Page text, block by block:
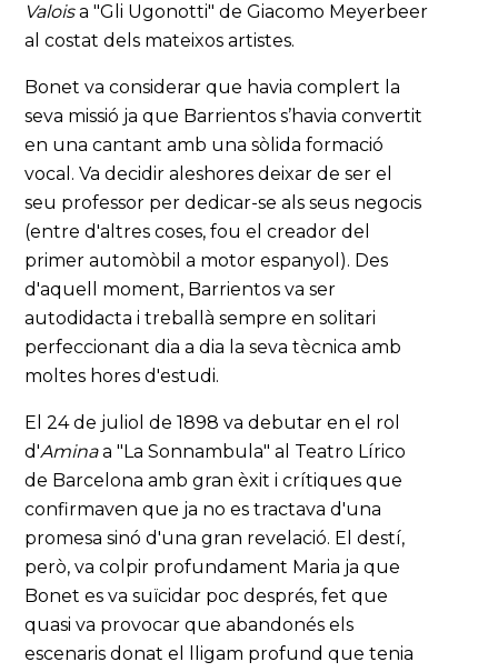
Valoisa "Gli Ugonotti" de Giacomo Meyerbeer
al costat dels mateixos artistes.
Bonet va considerar que havia complert la
seva missió ja que Barrientos s’havia convertit
en una cantant amb una sòlida formació
vocal. Va decidir aleshores deixar de ser el
seu professor per dedicar-se als seus negocis
(entre d'altres coses, fou el creador del
primer automòbil a motor espanyol). Des
d'aquell moment, Barrientos va ser
autodidacta i treballà sempre en solitari
perfeccionant dia a dia la seva tècnica amb
moltes hores d'estudi.
El 24 de juliol de 1898 va debutar en el rol
d'Aminaa "La Sonnambula" al Teatro Lírico
de Barcelona amb gran èxit i crítiques que
confirmaven que ja no es tractava d'una
promesa sinó d'una gran revelació. El destí,
però, va colpir profundament Maria ja que
Bonet es va suïcidar poc després, fet que
quasi va provocar que abandonés els
escenaris donat el lligam profund que tenia